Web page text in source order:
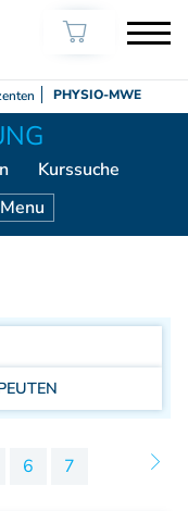
PHYSIO-MWE
Kurssuche
Menu
6 7